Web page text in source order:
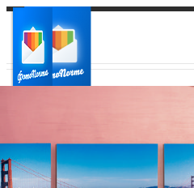
Ваш город:
Ваш регион доставки